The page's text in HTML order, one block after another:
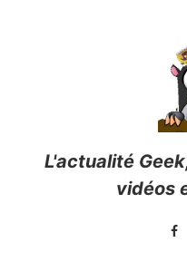
L'actualité
vidéos